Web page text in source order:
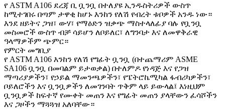
የ ASTM A106 ደረጃ ቢ ቧንቧ በተለያዩ ኢንዱስትሪዎች ውስጥ
ከሚተገበሩ በጣም ታዋቂ ከሆኑ እንከን የለሽ የብረት ቱቦዎች አንዱ ነው።
እንደ ዘይትና ጋዝ፣ ውሃ፣ የማዕድን ዝቃጭ ማስተላለፊያ ባሉ የቧንቧ
መስመሮች ውስጥ ብቻ ሳይሆን ለቦይለር፣ ለግንባታ እና ለመዋቅራዊ
ዓላማዎችም ጭምር።
የምርት መግቢያ
የ ASTM A106 እንከን የለሽ የግፊት ቧንቧ (በተጨማሪም ASME
SA106 ቧንቧ በመባልም ይታወቃል) በተለምዶ የነዳጅ እና የጋዝ
ማጣሪያዎችን፣ የኃይል ማመንጫዎችን፣ የፔትሮኬሚካል ፋብሪካዎችን፣
ቦይለሮችን እና ቧንቧዎችን ለመገንባት ጥቅም ላይ ይውላል፤ እነዚህም
ቧንቧዎች ከፍተኛ የሙቀት መጠን እና የግፊት መጠን ያላቸውን ፈሳሾችን
እና ጋዞችን ማጓጓዝ አለባቸው።